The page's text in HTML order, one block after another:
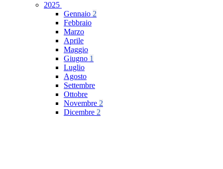
2025
Gennaio 2
Febbraio
Marzo
Aprile
Maggio
Giugno 1
Luglio
Agosto
Settembre
Ottobre
Novembre 2
Dicembre 2